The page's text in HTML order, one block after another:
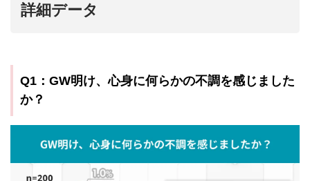
詳細データ
Q1：GW明け、心身に何らかの不調を感じました
か？